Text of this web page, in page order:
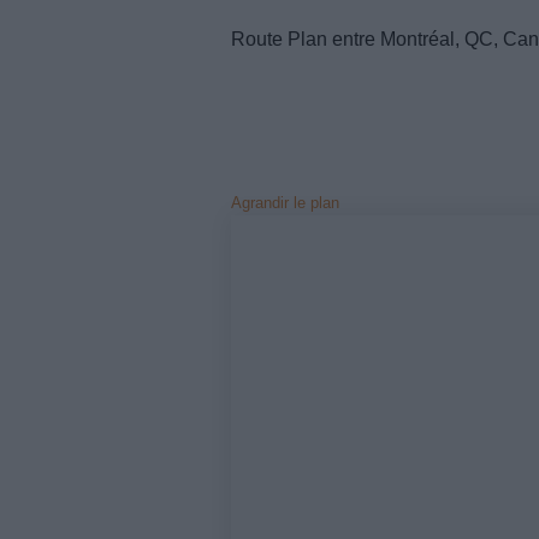
Route Plan entre Montréal, QC,
Agrandir le plan